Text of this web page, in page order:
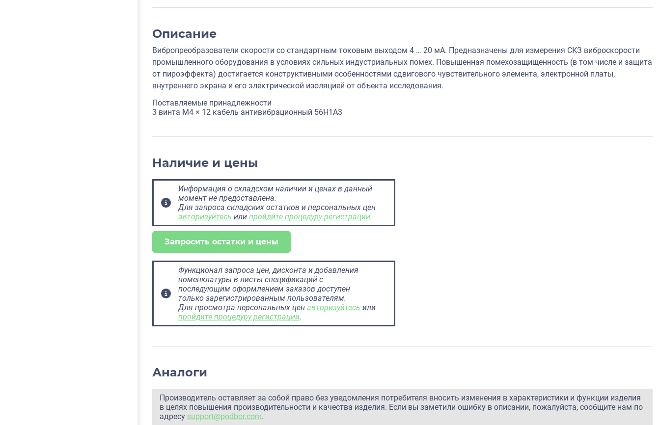
Описание
Вибропреобразователи скорости со стандартным токовым выходом 4 … 20 мА. Предназначены для измерения СКЗ виброскорости
промышленного оборудования в условиях сильных индустриальных помех. Повышенная помехозащищенность (в том числе и защита
от пироэффекта) достигается конструктивными особенностями сдвигового чувствительного элемента, электронной платы,
внутреннего экрана и его электрической изоляцией от объекта исследования.
Поставляемые принадлежности
3 винта M4 × 12 кабель антивибрационный 56H1A3
Наличие и цены
Информация о складском наличии и ценах в данный
момент не предоставлена.
Для запроса складских остатков и персональных цен
авторизуйтесь или пройдите процедуру регистрации.
Запросить остатки и цены
Функционал запроса цен, дисконта и добавления
номенклатуры в листы спецификаций с
последующим оформлением заказов доступен
только зарегистрированным пользователям.
Для просмотра персональных цен авторизуйтесь или
пройдите процедуру регистрации.
Аналоги
Производитель оставляет за собой право без уведомления потребителя вносить изменения в характеристики и функции изделия
в целях повышения производительности и качества изделия. Если вы заметили ошибку в описании, пожалуйста, сообщите нам по
адресу support@podbor.com.